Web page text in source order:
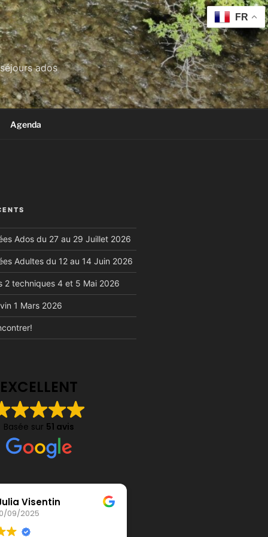
ados
Agenda
Ados du 27 au 29 Juillet 2026
Adultes du 12 au 14 Juin 2026
2 techniques 4 et 5 Mai 2026
1 Mars 2026
EXCELLENT
Basée sur 51 avis
FR